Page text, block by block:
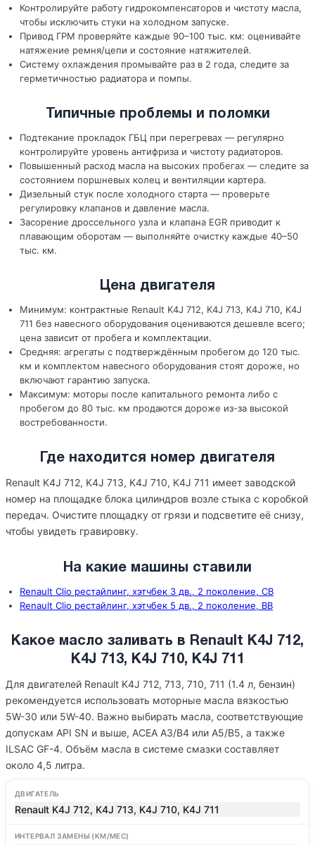
Контролируйте работу гидрокомпенсаторов и чистоту масла,
чтобы исключить стуки на холодном запуске.
Привод ГРМ проверяйте каждые 90–100 тыс. км: оценивайте
натяжение ремня/цепи и состояние натяжителей.
Систему охлаждения промывайте раз в 2 года, следите за
герметичностью радиатора и помпы.
Типичные проблемы и поломки
Подтекание прокладок ГБЦ при перегревах — регулярно
контролируйте уровень антифриза и чистоту радиаторов.
Повышенный расход масла на высоких пробегах — следите за
состоянием поршневых колец и вентиляции картера.
Дизельный стук после холодного старта — проверьте
регулировку клапанов и давление масла.
Засорение дроссельного узла и клапана EGR приводит к
плавающим оборотам — выполняйте очистку каждые 40–50
тыс. км.
Цена двигателя
Минимум: контрактные Renault K4J 712, K4J 713, K4J 710, K4J
711 без навесного оборудования оцениваются дешевле всего;
цена зависит от пробега и комплектации.
Средняя: агрегаты с подтверждённым пробегом до 120 тыс.
км и комплектом навесного оборудования стоят дороже, но
включают гарантию запуска.
Максимум: моторы после капитального ремонта либо с
пробегом до 80 тыс. км продаются дороже из-за высокой
востребованности.
Где находится номер двигателя
Renault K4J 712, K4J 713, K4J 710, K4J 711 имеет заводской
номер на площадке блока цилиндров возле стыка с коробкой
передач. Очистите площадку от грязи и подсветите её снизу,
чтобы увидеть гравировку.
На какие машины ставили
Renault Clio рестайлинг, хэтчбек 3 дв., 2 поколение, CB
Renault Clio рестайлинг, хэтчбек 5 дв., 2 поколение, BB
Какое масло заливать в Renault K4J 712,
K4J 713, K4J 710, K4J 711
Для двигателей Renault K4J 712, 713, 710, 711 (1.4 л, бензин)
рекомендуется использовать моторные масла вязкостью
5W-30 или 5W-40. Важно выбирать масла, соответствующие
допускам API SN и выше, ACEA A3/B4 или A5/B5, а также
ILSAC GF-4. Объём масла в системе смазки составляет
около 4,5 литра.
ДВИГАТЕЛЬ
Renault K4J 712, K4J 713, K4J 710, K4J 711
ИНТЕРВАЛ ЗАМЕНЫ (КМ/МЕС)